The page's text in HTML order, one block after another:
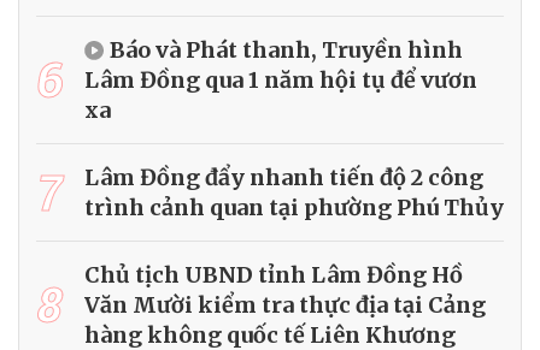
6
Báo và Phát thanh, Truyền hình
Lâm Đồng qua 1 năm hội tụ để vươn
xa
7
Lâm Đồng đẩy nhanh tiến độ 2 công
trình cảnh quan tại phường Phú Thủy
8
Chủ tịch UBND tỉnh Lâm Đồng Hồ
Văn Mười kiểm tra thực địa tại Cảng
hàng không quốc tế Liên Khương